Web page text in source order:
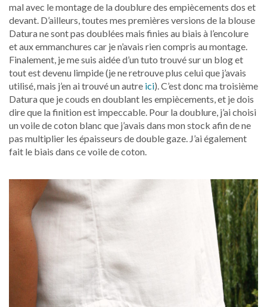
mal avec le montage de la doublure des empiècements dos et
devant. D’ailleurs, toutes mes premières versions de la blouse
Datura ne sont pas doublées mais finies au biais à l’encolure
et aux emmanchures car je n’avais rien compris au montage.
Finalement, je me suis aidée d’un tuto trouvé sur un blog et
tout est devenu limpide (je ne retrouve plus celui que j’avais
utilisé, mais j’en ai trouvé un autre ici). C’est donc ma troisième
Datura que je couds en doublant les empiècements, et je dois
dire que la finition est impeccable. Pour la doublure, j’ai choisi
un voile de coton blanc que j’avais dans mon stock afin de ne
pas multiplier les épaisseurs de double gaze. J’ai également
fait le biais dans ce voile de coton.